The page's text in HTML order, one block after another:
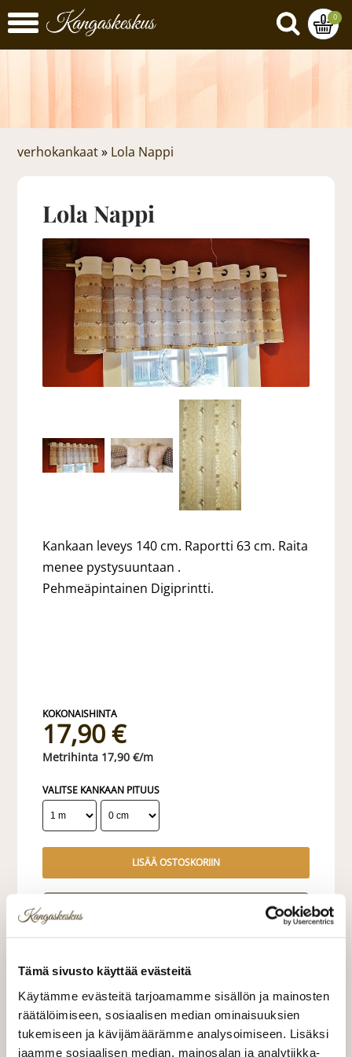
Tämä sivusto käyttää evästeitä
Käytämme evästeitä tarjoamamme sisällön ja mainosten
räätälöimiseen, sosiaalisen median ominaisuuksien
tukemiseen ja kävijämäärämme analysoimiseen. Lisäksi
jaamme sosiaalisen median, mainosalan ja analytiikka-
0
verhokankaat » Lola Nappi
Lola Nappi
Kankaan leveys 140 cm. Raportti 63 cm. Raita
menee pystysuuntaan .
Pehmeäpintainen Digiprintti.
17,90 €
17,90 €/m
VALITSE KANKAAN PITUUS
LISÄÄ OSTOSKORIIN
Näytepalan hinta 1,50 €. Koko n. 10x10 cm.
Valitse mukaan ompelupalvelu
(sis. työn ja tarvikkeet)
VERHOJEN MÄÄRÄ: